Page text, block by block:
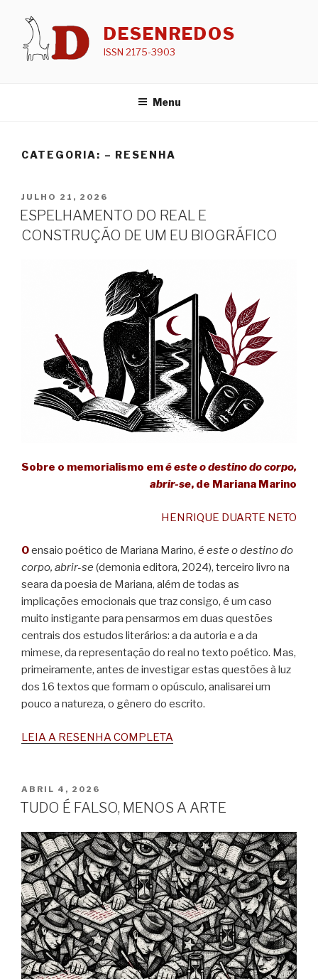
conteúdo
DESENREDOS
ISSN 2175-3903
Menu
CATEGORIA: – RESENHA
PUBLICADO
EM
JULHO 21, 2026
ESPELHAMENTO DO REAL E
CONSTRUÇÃO DE UM EU BIOGRÁFICO
Sobre o memorialismo emé este o destino do corpo,
abrir-se, de Mariana Marino
HENRIQUE DUARTE NETO
Oensaio poético de Mariana Marino, é este o destino do
corpo, abrir-se (demonia editora, 2024), terceiro livro na
seara da poesia de Mariana, além de todas as
implicações emocionais que traz consigo, é um caso
muito instigante para pensarmos em duas questões
centrais dos estudos literários: a da autoria e a da
mimese, da representação do real no texto poético. Mas,
primeiramente, antes de investigar estas questões à luz
dos 16 textos que formam o opúsculo, analisarei um
pouco a natureza, o gênero do escrito.
LEIA A RESENHA COMPLETA
PUBLICADO
EM
ABRIL 4, 2026
TUDO É FALSO, MENOS A ARTE